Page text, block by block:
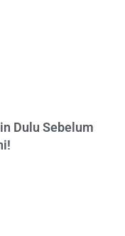
Dulu Sebelum